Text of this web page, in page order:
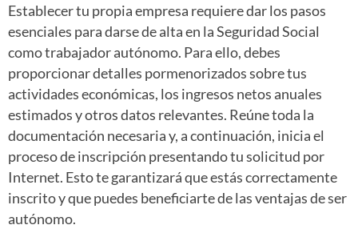
Establecer tu propia empresa requiere dar los pasos
esenciales para darse de alta en la Seguridad Social
como trabajador autónomo. Para ello, debes
proporcionar detalles pormenorizados sobre tus
actividades económicas, los ingresos netos anuales
estimados y otros datos relevantes. Reúne toda la
documentación necesaria y, a continuación, inicia el
proceso de inscripción presentando tu solicitud por
Internet. Esto te garantizará que estás correctamente
inscrito y que puedes beneficiarte de las ventajas de ser
autónomo.